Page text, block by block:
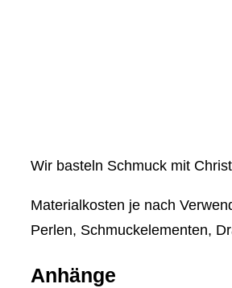
Wir basteln Schmuck mit
Materialkosten je nach
Perlen, Schmuckelementen,
Anhänge